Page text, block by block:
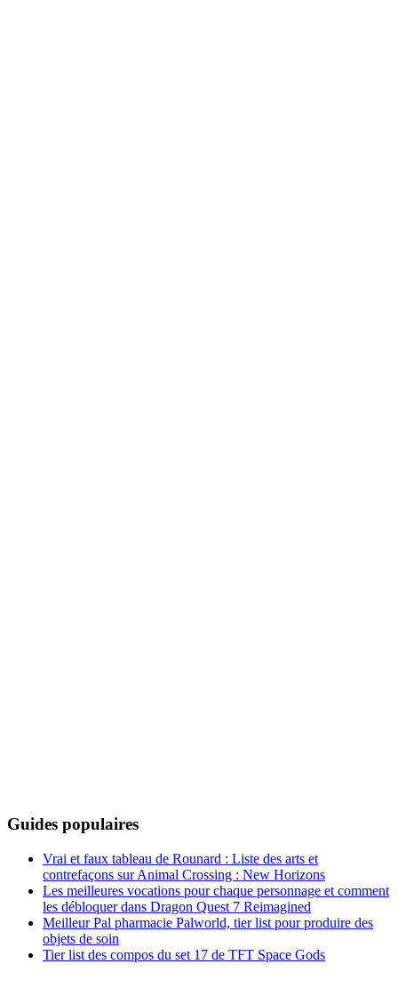
Guides populaires
Vrai et faux tableau de Rounard : Liste des arts et
contrefaçons sur Animal Crossing : New Horizons
Les meilleures vocations pour chaque personnage et comment
les débloquer dans Dragon Quest 7 Reimagined
Meilleur Pal pharmacie Palworld, tier list pour produire des
objets de soin
Tier list des compos du set 17 de TFT Space Gods